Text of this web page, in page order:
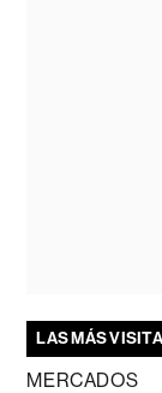
LAS MÁS
MERCADOS